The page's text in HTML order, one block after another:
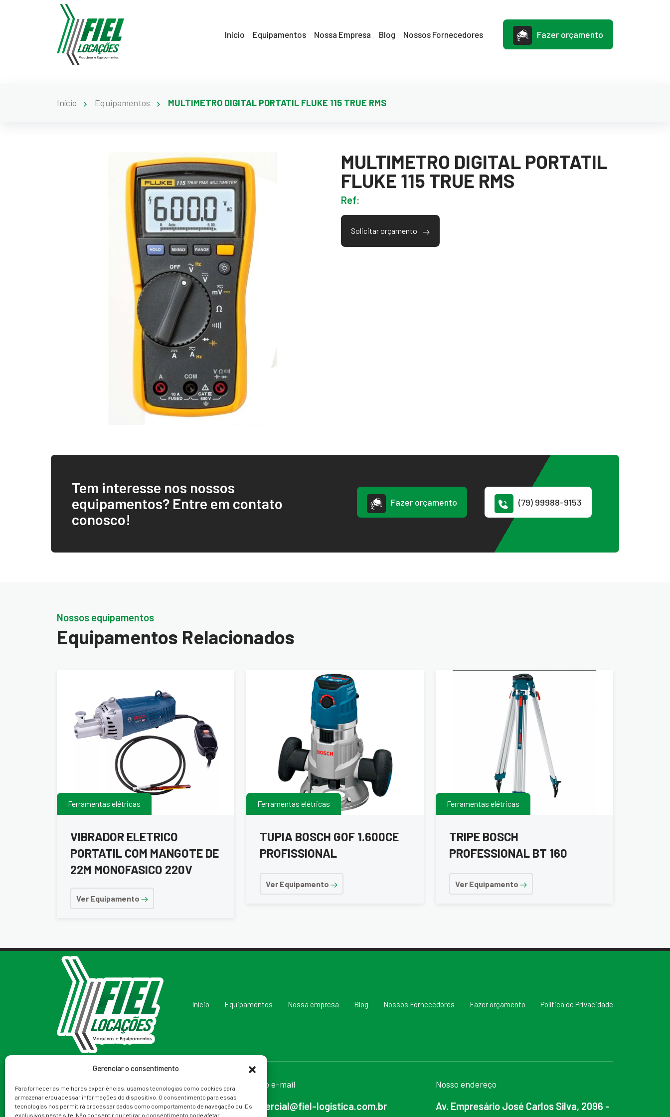
Gerenciar o consentimento
Para fornecer as melhores experiências, usamos tecnologias como cookies para
armazenar e/ou acessar informações do dispositivo. O consentimento para essas
tecnologias nos permitirá processar dados como comportamento de navegação ou IDs
exclusivos neste site. Não consentir ou retirar o consentimento pode afetar
Início Equipamentos Nossa Empresa Blog Nossos Fornecedores Fazer orçamento
Início Equipamentos MULTIMETRO DIGITAL PORTATIL FLUKE 115 TRUE RMS
MULTIMETRO DIGITAL PORTATIL
FLUKE 115 TRUE RMS
Ref:
Solicitar orçamento
Tem interesse nos nossos
equipamentos? Entre em contato
conosco!
Fazer orçamento (79) 99988-9153
Nossos equipamentos
Equipamentos Relacionados
Ferramentas elétricas
VIBRADOR ELETRICO
PORTATIL COM MANGOTE DE
22M MONOFASICO 220V
Ver Equipamento
Ferramentas elétricas
TUPIA BOSCH GOF 1.600CE
PROFISSIONAL
Ver Equipamento
Ferramentas elétricas
TRIPE BOSCH
PROFESSIONAL BT 160
Ver Equipamento
Início Equipamentos Nossa empresa Blog Nossos Fornecedores Fazer orçamento Política de Privacidade
Redes Sociais Telefone
(79) 99988-9153
Nosso e-mail
comercial@fiel-logistica.com.br
Nosso endereço
Av. Empresário José Carlos Silva, 2096 -